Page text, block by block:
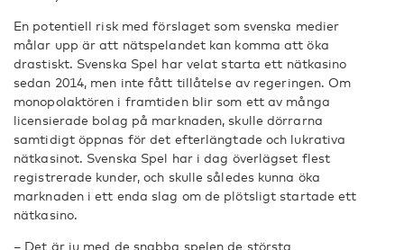
En potentiell risk med förslaget som svenska medier
målar upp är att nätspelandet kan komma att öka
drastiskt. Svenska Spel har velat starta ett nätkasino
sedan 2014, men inte fått tillåtelse av regeringen. Om
monopolaktören i framtiden blir som ett av många
licensierade bolag på marknaden, skulle dörrarna
samtidigt öppnas för det efterlängtade och lukrativa
nätkasinot. Svenska Spel har i dag överlägset flest
registrerade kunder, och skulle således kunna öka
marknaden i ett enda slag om de plötsligt startade ett
nätkasino.
– Det är ju med de snabba spelen de största